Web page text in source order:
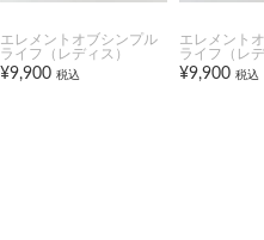
エレメントオブシンプル
ライフ（レディス）
¥9,900 税込
エレメント
ライフ（レ
¥9,900 税込